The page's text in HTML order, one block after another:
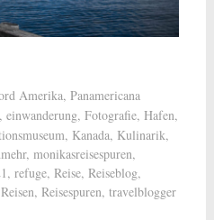
Amerika, Panamericana
einwanderung, Fotografie, Hafen,
, Kanada, Kulinarik,
, monikasreisespuren,
, refuge, Reise, Reiseblog,
Reisen, Reisespuren, travelblogger